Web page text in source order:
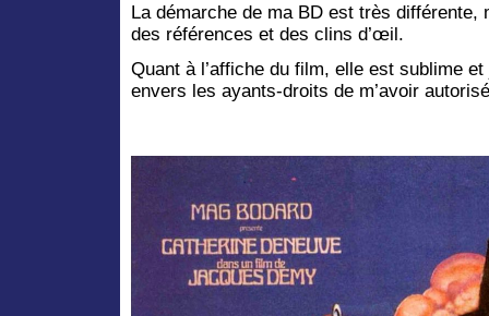
La démarche de ma BD est très différente,
des références et des clins d’œil.
Quant à l’affiche du film, elle est sublime
envers les ayants-droits de m’avoir